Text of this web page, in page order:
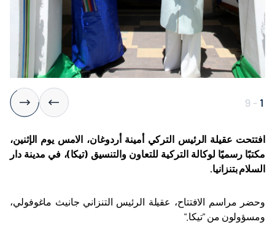
1
-
9
افتتحت عقيلة الرئيس التركي أمينة أردوغان، الامس يوم الإثنين،
مكتبًا رسميًا لوكالة التركية للتعاون والتنسيق (تيكا)، في مدينة دار
السلام بتنزانيا.
وحضر مراسم الافتتاح، عقيلة الرئيس التنزاني جانيث ماغوفولي،
ومسؤولون من "تيكا ".